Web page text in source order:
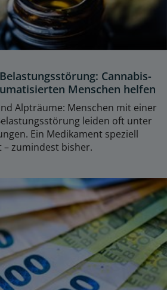
Cannabis-
Menschen helfen
Alpträume: Menschen mit einer
leiden oft unter
Ein Medikament speziell
– zumindest bisher.